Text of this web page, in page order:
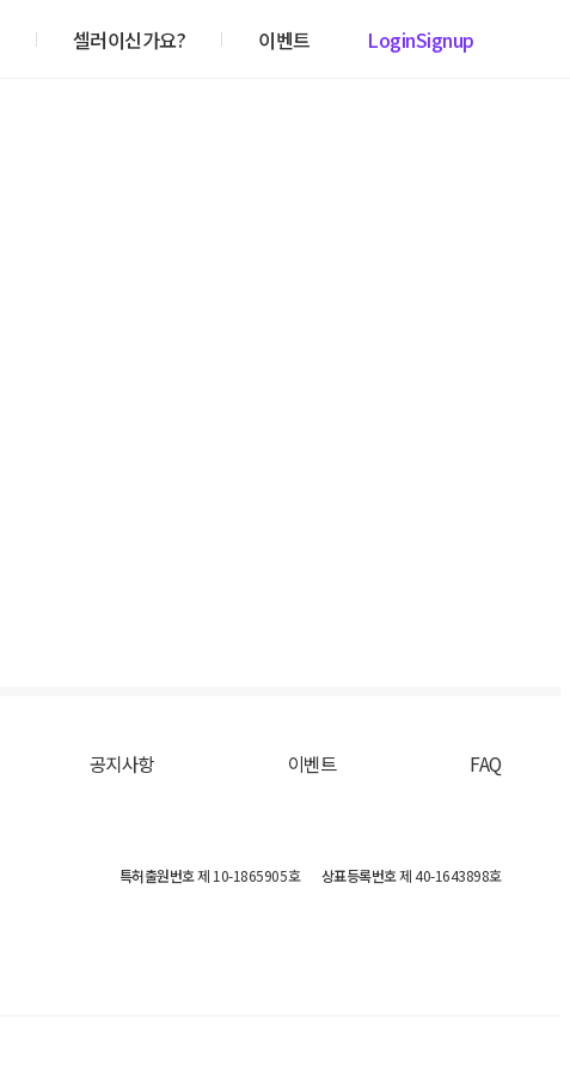
셀러이신가요? 이벤트 LoginSignup
공지사항 이벤트 FAQ
특허출원번호제 10-1865905호 상표등록번호제 40-1643898호